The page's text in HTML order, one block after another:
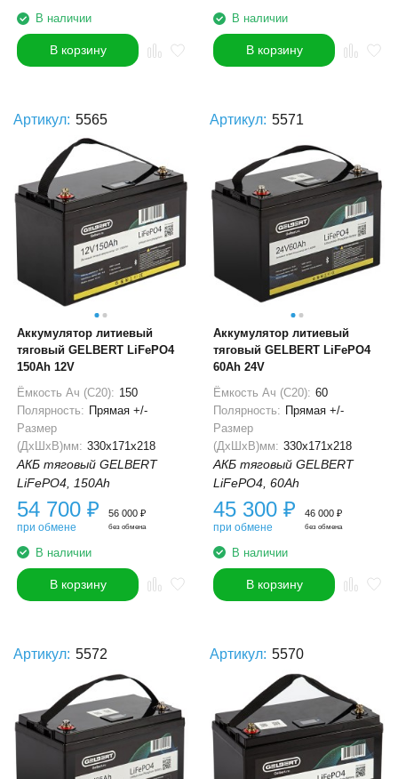
В наличии
В корзину
В наличии
В корзину
Артикул: 5565
Аккумулятор литиевый
тяговый GELBERT LiFePO4
150Ah 12V
Ёмкость Ач (С20): 150
Полярность: Прямая +/-
Размер
(ДхШхВ)мм: 330x171x218
АКБ тяговый GELBERT
LiFePO4, 150Ah
54 700 ₽
при обмене
56 000 ₽
без обмена
В наличии
В корзину
Артикул: 5571
Аккумулятор литиевый
тяговый GELBERT LiFePO4
60Ah 24V
Ёмкость Ач (С20): 60
Полярность: Прямая +/-
Размер
(ДхШхВ)мм: 330x171x218
АКБ тяговый GELBERT
LiFePO4, 60Ah
45 300 ₽
при обмене
46 000 ₽
без обмена
В наличии
В корзину
Артикул: 5572 Артикул: 5570